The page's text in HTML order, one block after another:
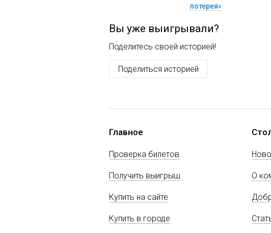
лотерея»
Вы уже выигрывали?
Поделитесь своей историей!
Поделиться историей
Главное
Проверка билетов
Получить выигрыш
Купить на сайте
Купить в городе
О